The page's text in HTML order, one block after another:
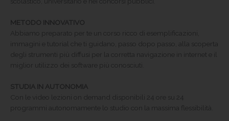
METODO INNOVATIVO
Abbiamo preparato per te un corso ricco di esemplificazioni,
immagini e tutorial che ti guidano, passo dopo passo, alla scoperta
degli strumenti più diffusi per la corretta navigazione in internet e il
miglior utilizzo dei software più conosciuti.
STUDIA IN AUTONOMIA
Con le video lezioni on demand disponibili 24 ore su 24
programmi autonomamente lo studio con la massima flessibilità.